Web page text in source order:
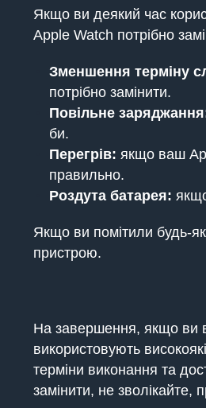
Якщо ви деякий час
Apple Watch потрібно
Зменшення терміну
потрібно замінити.
Повільне
би.
Перегрів: якщо ваш
правильно.
Роздута батарея:
Якщо ви помітили будь-
пристрою.
На завершення, якщо ви
використовують
терміни виконання та
замінити, не зволікайте,